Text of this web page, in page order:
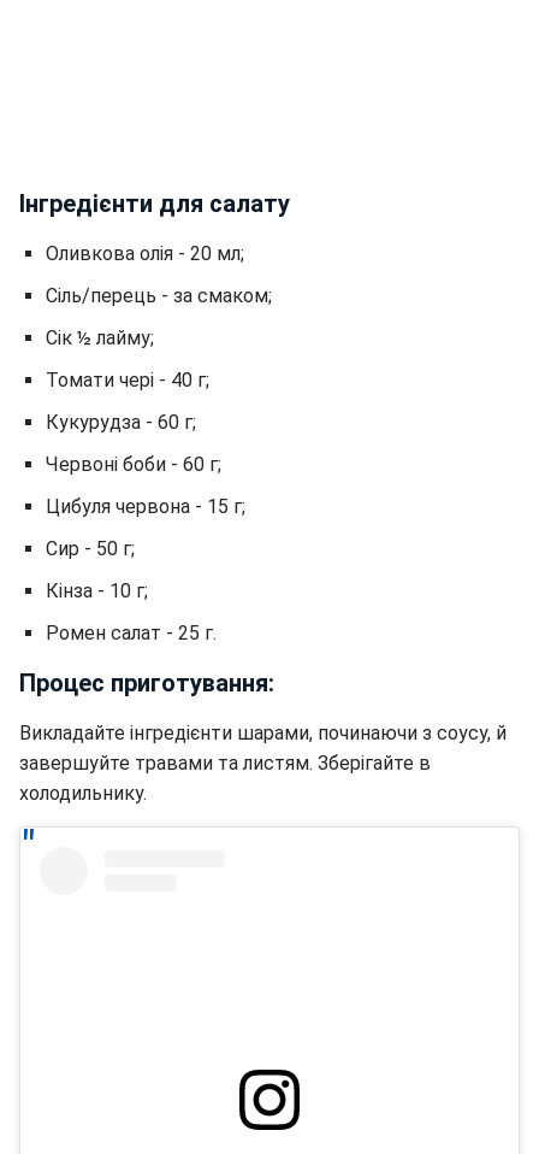
Інгредієнти для салату
Оливкова олія - 20 мл;
Сіль/перець - за смаком;
Сік ½ лайму;
Томати чері - 40 г;
Кукурудза - 60 г;
Червоні боби - 60 г;
Цибуля червона - 15 г;
Сир - 50 г;
Кінза - 10 г;
Ромен салат - 25 г.
Процес приготування:
Викладайте інгредієнти шарами, починаючи з соусу, й
завершуйте травами та листям. Зберігайте в
холодильнику.